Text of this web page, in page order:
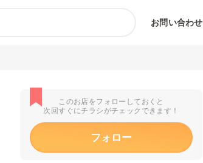
お問い合わせ
このお店をフォローしておくと
次回すぐにチラシがチェックできます！
フォロー